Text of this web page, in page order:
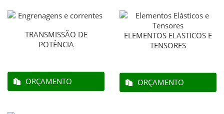
TRANSMISSÃO DE
POTÊNCIA
ORÇAMENTO
ELEMENTOS ELASTICOS E
TENSORES
ORÇAMENTO